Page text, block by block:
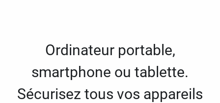
Ordinateur portable,
smartphone ou tablette.
Sécurisez tous vos appareils